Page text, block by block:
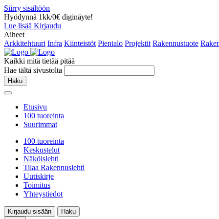
Siirry sisältöön
Hyödynnä 1kk/0€ diginäyte!
Lue lisää Kirjaudu
Aiheet
Arkkitehtuuri Infra Kiinteistöt Pientalo Projektit Rakennustuote
Kaikki mitä tietää pitää
Hae tältä sivustolta
Haku
Etusivu
100 tuoreinta
Suurimmat
100 tuoreinta
Keskustelut
Näköislehti
Tilaa Rakennuslehti
Uutiskirje
Toimitus
Yhteystiedot
Kirjaudu sisään
Haku